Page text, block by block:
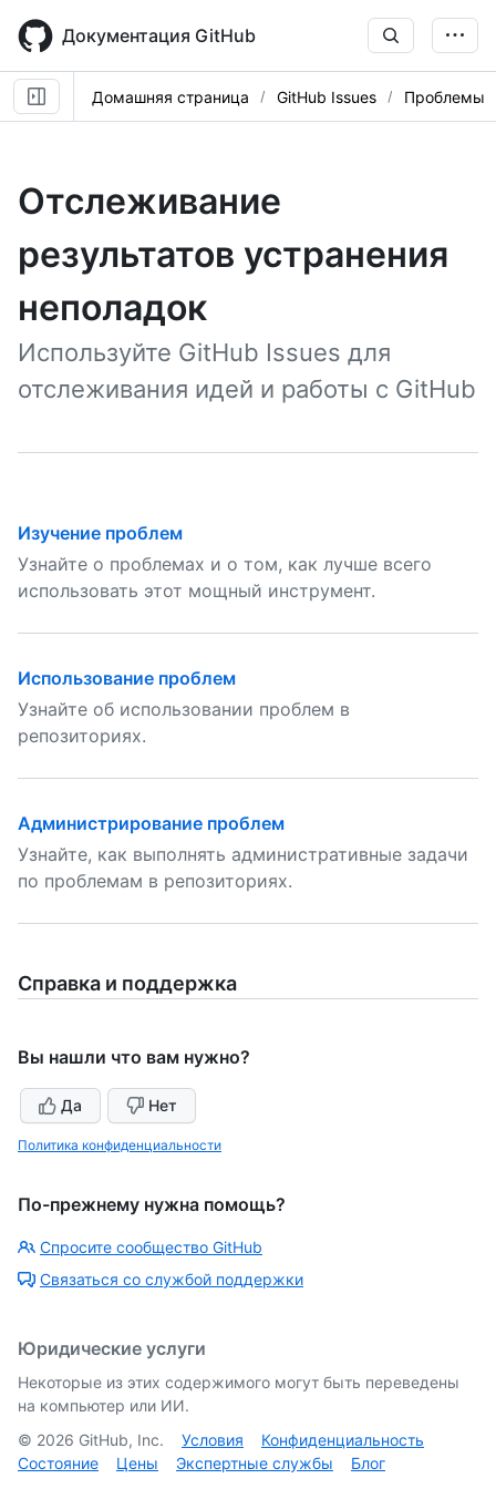
main
content
Документация GitHub
Домашняя страница GitHub Issues Проблемы
Отслеживание
результатов устранения
неполадок
Используйте GitHub Issues для
отслеживания идей и работы с GitHub
Изучение проблем
Узнайте о проблемах и о том, как лучше всего
использовать этот мощный инструмент.
Использование проблем
Узнайте об использовании проблем в
репозиториях.
Администрирование проблем
Узнайте, как выполнять административные задачи
по проблемам в репозиториях.
Справка и поддержка
Вы нашли что вам нужно?
Да Нет
Политика конфиденциальности
По-прежнему нужна помощь?
Спросите сообщество GitHub
Связаться со службой поддержки
Юридические услуги
Некоторые из этих содержимого могут быть переведены
на компьютер или ИИ.
© 2026 GitHub, Inc. Условия
Конфиденциальность
Состояние
Цены Экспертные службы Блог